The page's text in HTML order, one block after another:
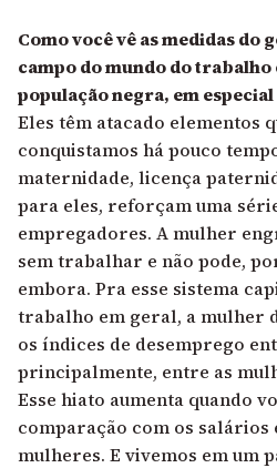
Como você vê as medidas do
campo do mundo do trabalho
população negra, em especial
Eles têm atacado elementos
conquistamos há pouco
maternidade, licença
para eles, reforçam uma
empregadores. A mulher
sem trabalhar e não pode,
embora. Pra esse sistema
trabalho em geral, a mulher
os índices de desemprego
principalmente, entre as
Esse hiato aumenta quando
comparação com os salários
mulheres. E vivemos em um